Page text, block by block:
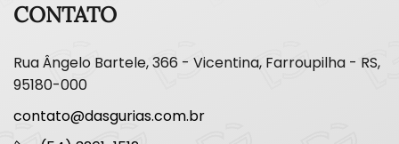
CONTATO
Rua Ângelo Bartele, 366 - Vicentina, Farroupilha - RS,
95180-000
contato@dasgurias.com.br